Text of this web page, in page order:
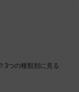
3つの種類別に見る